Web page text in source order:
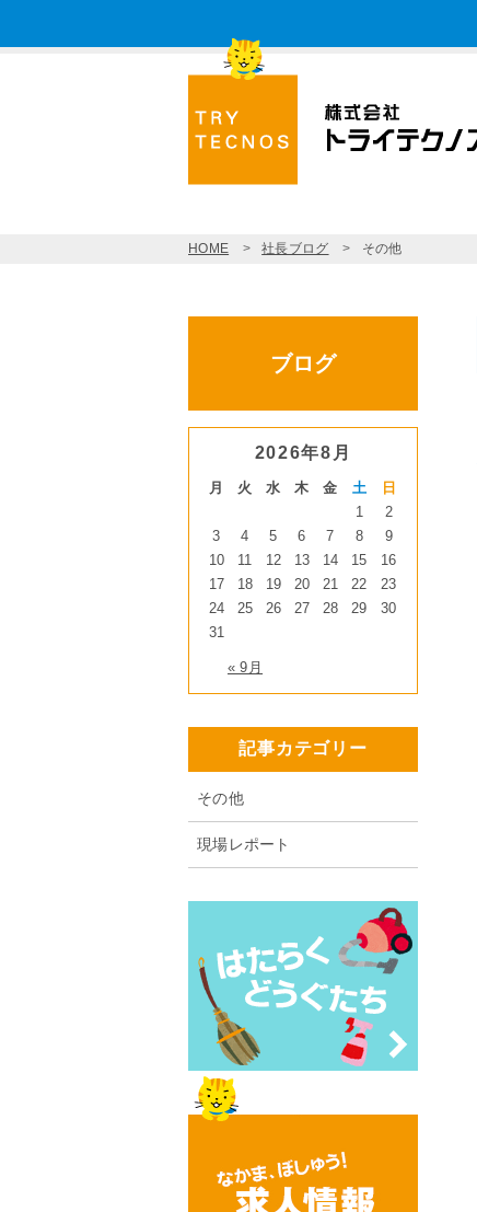
HOME 社長ブログ その他
ブログ
2026年8月
月 火 水 木 金 土 日
« 9月
1
2
3
4 5 6 7 8
9
10
11 12 13 14 15
16
17
18 19 20 21 22
23
24
25 26 27 28 29
30
31
記事カテゴリー
その他
現場レポート